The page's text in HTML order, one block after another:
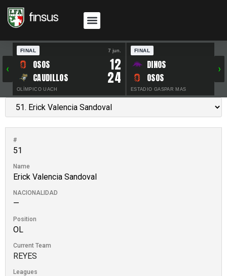
‹
FINAL 7 jun.
OSOS 12
CAUDILLOS 24
OLÍMPICO UACH
FINAL
DINOS
OSOS
ESTADIO GASPAR MAS
›
#
51
Name
Erick Valencia Sandoval
NACIONALIDAD
—
Position
OL
Current Team
REYES
Leagues